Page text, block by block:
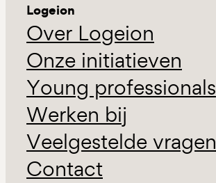
Logeion
Over Logeion
Onze initiatieven
Young professionals
Werken bij
Veelgestelde vragen
Contact